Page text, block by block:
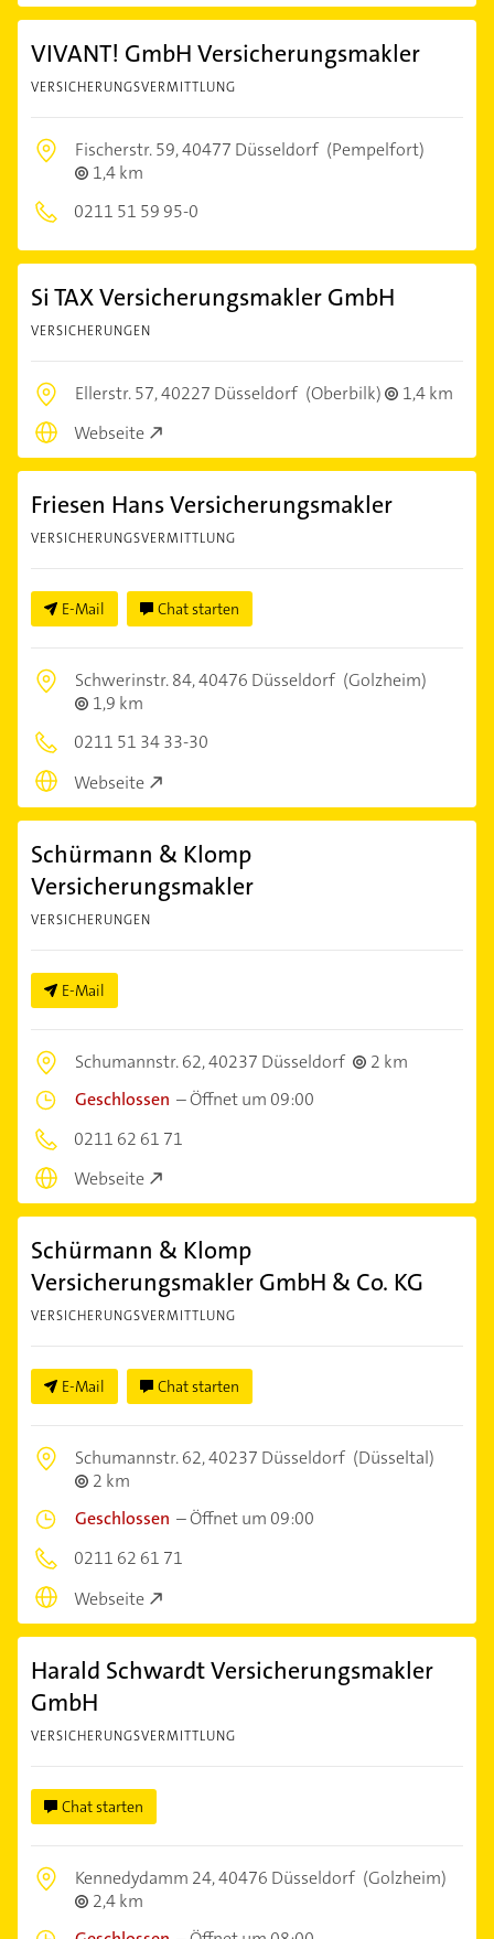
VIVANT! GmbH Versicherungsmakler
VERSICHERUNGSVERMITTLUNG
Fischerstr. 59,40477 Düsseldorf (Pempelfort)
1,4 km
0211 51 59 95-0
Si TAX Versicherungsmakler GmbH
VERSICHERUNGEN
Ellerstr. 57,40227 Düsseldorf (Oberbilk)
1,4 km
Webseite
Friesen Hans Versicherungsmakler
VERSICHERUNGSVERMITTLUNG
E-Mail Chat starten
Schwerinstr. 84,40476 Düsseldorf (Golzheim)
1,9 km
0211 51 34 33-30
Webseite
Schürmann & Klomp
Versicherungsmakler
VERSICHERUNGEN
E-Mail
Schumannstr. 62,40237 Düsseldorf
2 km
Geschlossen –Öffnet um 09:00
0211 62 61 71
Webseite
Schürmann & Klomp
Versicherungsmakler GmbH & Co. KG
VERSICHERUNGSVERMITTLUNG
E-Mail Chat starten
Schumannstr. 62,40237 Düsseldorf (Düsseltal)
2 km
Geschlossen –Öffnet um 09:00
0211 62 61 71
Webseite
Harald Schwardt Versicherungsmakler
GmbH
VERSICHERUNGSVERMITTLUNG
Chat starten
Kennedydamm 24,40476 Düsseldorf (Golzheim)
2,4 km